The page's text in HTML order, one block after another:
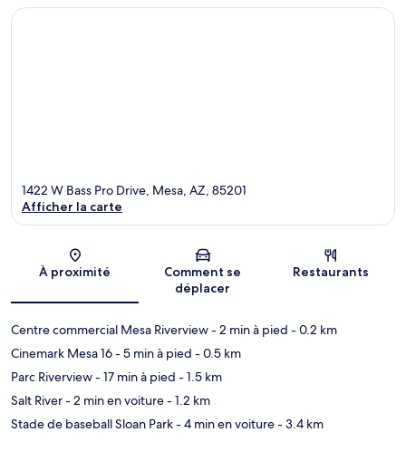
Carte
1422 W Bass Pro Drive, Mesa, AZ, 85201
Afficher la carte
À proximité
Comment se
déplacer
Restaurants
Centre commercial Mesa Riverview- 2 min à pied - 0.2 km
Cinemark Mesa 16- 5 min à pied - 0.5 km
Parc Riverview- 17 min à pied - 1.5 km
Salt River- 2 min en voiture- 1.2 km
Stade de baseball Sloan Park- 4 min en voiture- 3.4 km